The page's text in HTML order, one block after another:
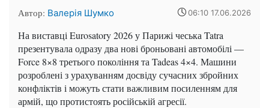
Автор: Валерія Шумко 06:10 17.06.2026
На виставці Eurosatory 2026 у Парижі чеська Tatra
презентувала одразу два нові броньовані автомобілі —
Force 8×8 третього покоління та Tadeas 4×4. Машини
розроблені з урахуванням досвіду сучасних збройних
конфліктів і можуть стати важливим посиленням для
армій, що протистоять російській агресії.